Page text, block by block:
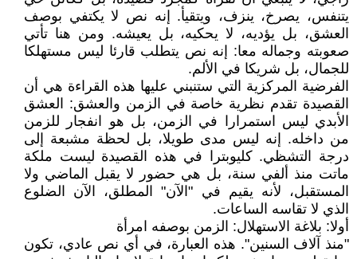
يتنفس، يصرخ، ينزف، ويتقيأ. إنه نص لا يكتفي بوصف
العشق، بل يؤديه، لا يحكيه، بل يعيشه. ومن هنا تأتي
صعوبته وجماله معا: إنه نص يتطلب قارئا ليس مستهلكا
للجمال، بل شريكا في الألم.
الفرضية المركزية التي ستنبني عليها هذه القراءة هي أن
القصيدة تقدم نظرية خاصة في الزمن والعشق: العشق
الأبدي ليس استمرارا في الزمن، بل هو انفجار للزمن
من داخله. إنه ليس مدى طويلا، بل لحظة مشبعة إلى
درجة التشظي. كليوبترا في هذه القصيدة ليست ملكة
ماتت منذ ألفي سنة، بل هي حضور لا يقبل الماضي ولا
المستقبل، لأنه يقيم في "الآن" المطلق، الآن الضلوع
الذي لا تقاسه الساعات.
أولا: بلاغة الاستهلال: الزمن بوصفه امرأة
"منذ آلاف السنين". هذه العبارة، في أي نص عادي، تكون